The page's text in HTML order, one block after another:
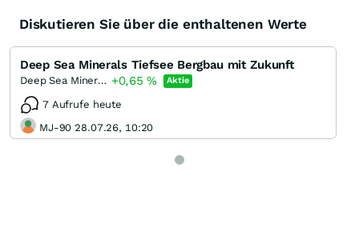
Diskutieren Sie über die enthaltenen Werte
Deep Sea Minerals Tiefsee Bergbau mit Zukunft
Deep Sea Minerals +0,65% Aktie
7 Aufrufe heute
MJ-90 28.07.26, 10:20